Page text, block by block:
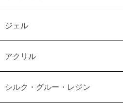
ジェル
アクリル
シルク・グルー・レジン